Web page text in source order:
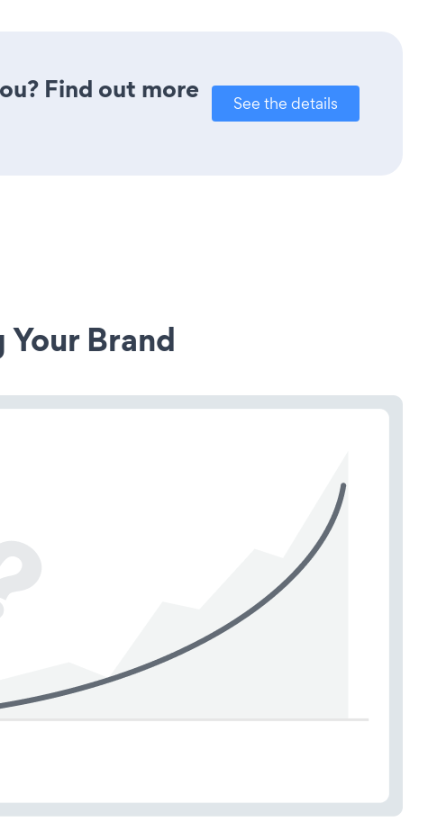
Find out more
See the details
Brand